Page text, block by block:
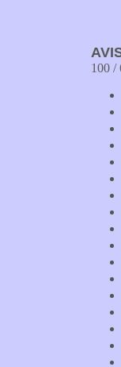
100 /